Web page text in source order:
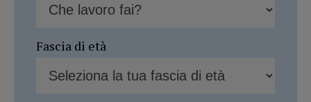
Fascia di età